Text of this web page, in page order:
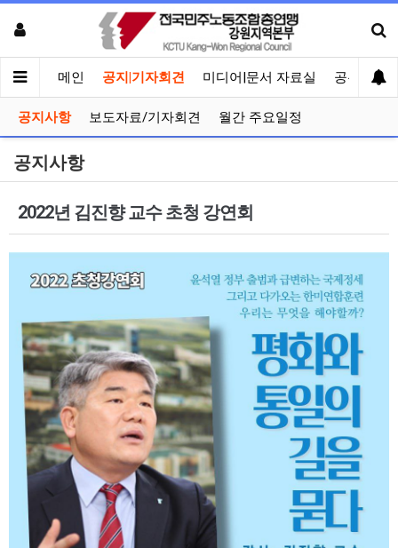
메인 공지|기자회견 미디어|문서 자료실 공유게시
공지사항 보도자료/기자회견 월간 주요일정
공지사항
2022년 김진향 교수 초청 강연회